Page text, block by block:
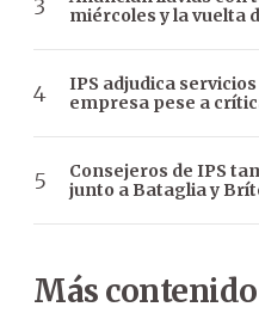
miércoles y la vuelta
IPS adjudica
empresa pese a
Consejeros de IPS
junto a Bataglia y
Más